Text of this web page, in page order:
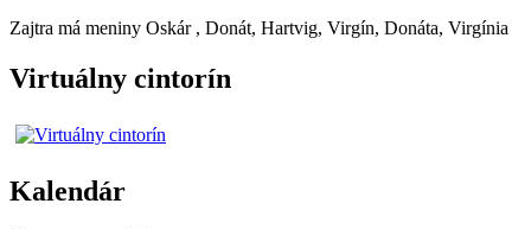
Zajtra má meniny Oskár , Donát, Hartvig, Virgín, Donáta, Virgínia
Virtuálny cintorín
Kalendár